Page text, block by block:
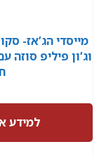
מייסדי הג’אז-
וג’ון פיליפ סוזה
למידע